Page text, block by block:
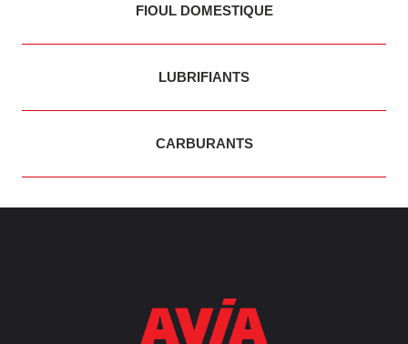
FIOUL DOMESTIQUE
LUBRIFIANTS
CARBURANTS